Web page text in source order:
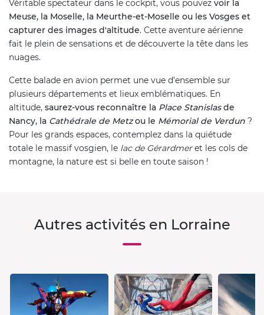
Véritable spectateur dans le cockpit, vous pouvez voir la
Meuse, la Moselle, la Meurthe-et-Moselle ou les Vosges et
capturer des images d'altitude. Cette aventure aérienne
fait le plein de sensations et de découverte la tête dans les
nuages.
Cette balade en avion permet une vue d'ensemble sur
plusieurs départements et lieux emblématiques. En
altitude, saurez-vous reconnaître la Place Stanislasde
Nancy, la Cathédrale de Metzou le Mémorial de Verdun ?
Pour les grands espaces, contemplez dans la quiétude
totale le massif vosgien, le lac de Gérardmeret les cols de
montagne, la nature est si belle en toute saison !
Autres activités en Lorraine